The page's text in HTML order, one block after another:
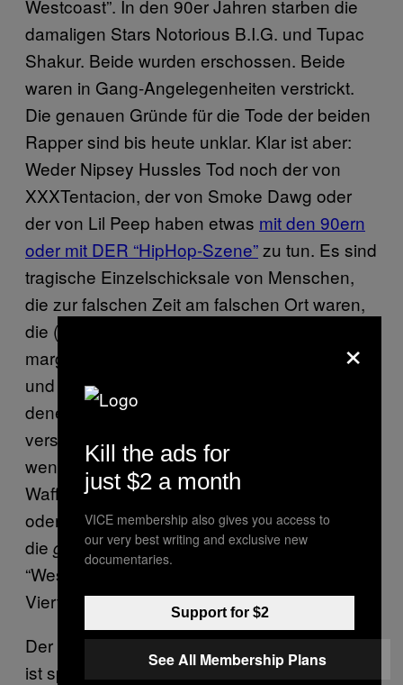
Westcoast”. In den 90er Jahren starben die
damaligen Stars Notorious B.I.G. und Tupac
Shakur. Beide wurden erschossen. Beide
waren in Gang-Angelegenheiten verstrickt.
Die genauen Gründe für die Tode der beiden
Rapper sind bis heute unklar. Klar ist aber:
Weder Nipsey Hussles Tod noch der von
XXXTentacion, der von Smoke Dawg oder
der von Lil Peep haben etwas mit den 90ern
oder mit DER “HipHop-Szene”zu tun. Es sind
tragische Einzelschicksale von Menschen,
die zur falschen Zeit am falschen Ort waren,
die (Lil Peep ausgenommen) in
marginalisierten Vierteln aufgewachsen sind
und von den Problemen eingeholt wurden,
denen sie durchs Musikmachen zu entfliehen
versuchten. Es sind Einzelschicksale, die,
wenn überhaupt, eine Diskussion über die
Waffenpolitik in den USA anregen sollten
oder über die Opioid-Krise. Aber nicht über
die gefährlicheRapszene und irgendeinen
“Westcoast vs. Eastcoast”-Streit, der ein
Vierteljahrhundert her ist.
Der Tod von Künstlern aus dem Rap-Kontext
ist spannender als die Musik. Das ist
×
Kill the ads for
just $2 a month
VICE membership also gives you access to
our very best writing and exclusive new
documentaries.
Support for $2
See All Membership Plans